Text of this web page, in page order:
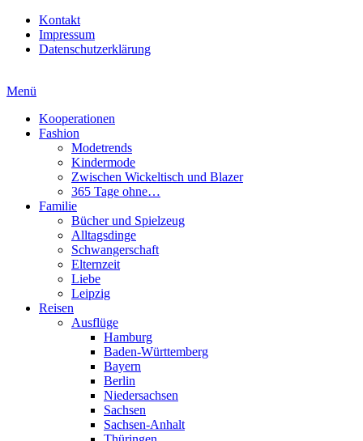
Kontakt
Impressum
Datenschutzerklärung
Menü
Kooperationen
Fashion
Modetrends
Kindermode
Zwischen Wickeltisch und Blazer
365 Tage ohne…
Familie
Bücher und Spielzeug
Alltagsdinge
Schwangerschaft
Elternzeit
Liebe
Leipzig
Reisen
Ausflüge
Hamburg
Baden-Württemberg
Bayern
Berlin
Niedersachsen
Sachsen
Sachsen-Anhalt